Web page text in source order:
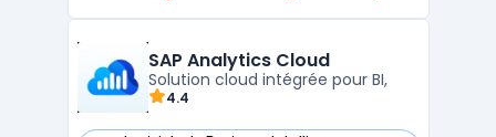
offre une suite complète de fonctionnalités
permettant de str ...
SAP Analytics Cloud
Solution cloud intégrée pour BI,
4.4